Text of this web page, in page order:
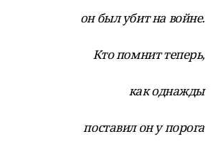
он был убит на войне.
Кто помнит теперь,
как однажды
поставил он у порога